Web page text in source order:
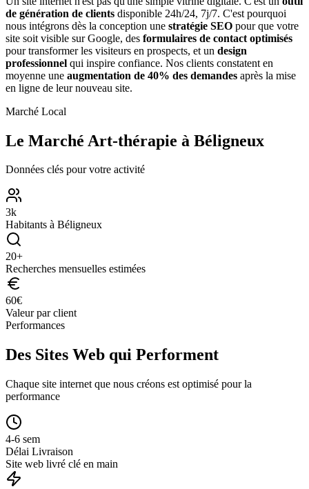
de génération de clients disponible 24h/24, 7j/7. C'est pourquoi
nous intégrons dès la conception une stratégie SEO pour que votre
site soit visible sur Google, des formulaires de contact optimisés
pour transformer les visiteurs en prospects, et un design
professionnel qui inspire confiance. Nos clients constatent en
moyenne une augmentation de 40% des demandes après la mise
en ligne de leur nouveau site.
Marché Local
Le Marché Art-thérapie à Béligneux
Données clés pour votre activité
3k
Habitants à Béligneux
20+
Recherches mensuelles estimées
60€
Valeur par client
Performances
Des Sites Web qui Performent
Chaque site internet que nous créons est optimisé pour la
performance
4-6 sem
Délai Livraison
Site web livré clé en main